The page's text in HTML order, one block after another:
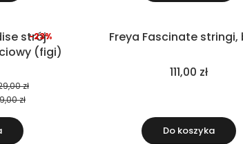
strój
(figi)
zł
-23%
zł
Freya Fascinate stringi,
111,00 zł
Do koszyka